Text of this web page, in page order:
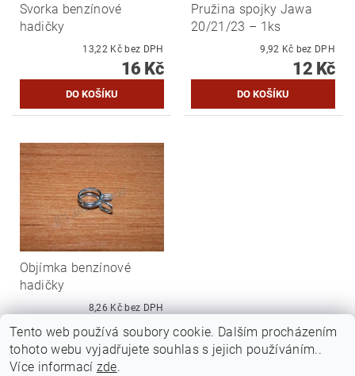
Svorka benzínové
hadičky
13,22 Kč bez DPH
16 Kč
Pružina spojky Jawa
20/21/23 – 1ks
9,92 Kč bez DPH
12 Kč
Objímka benzínové
hadičky
8,26 Kč bez DPH
10 Kč
Tento web používá soubory cookie. Dalším procházením
tohoto webu vyjadřujete souhlas s jejich používáním..
Více informací zde.